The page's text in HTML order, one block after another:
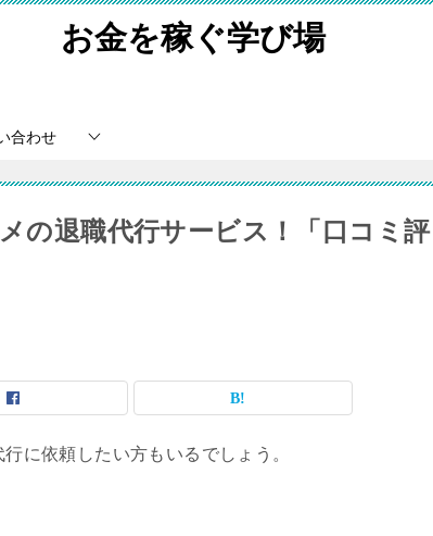
お金を稼ぐ学び場
合わせ
の退職代行サービス！「口コミ評
に依頼したい方もいるでしょう。